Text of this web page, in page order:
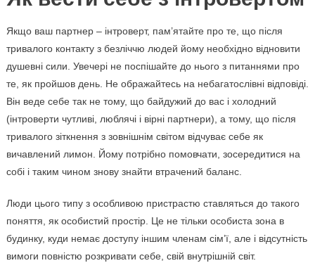
Якщо ваш партнер – інтроверт, пам’ятайте про те, що після
тривалого контакту з безліччю людей йому необхідно відновити
душевні сили. Увечері не поспішайте до нього з питаннями про
те, як пройшов день. Не ображайтесь на небагатослівні відповіді.
Він веде себе так не тому, що байдужий до вас і холодний
(інтроверти чутливі, люблячі і вірні партнери), а тому, що після
тривалого зіткнення з зовнішнім світом відчуває себе як
вичавлений лимон. Йому потрібно помовчати, зосередитися на
собі і таким чином знову знайти втрачений баланс.
Люди цього типу з особливою пристрастю ставляться до такого
поняття, як особистий простір. Це не тільки особиста зона в
будинку, куди немає доступу іншим членам сім’ї, але і відсутність
вимоги повністю розкривати себе, свій внутрішній світ.